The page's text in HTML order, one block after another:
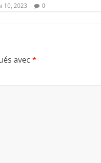
10, 2023 0
avec *